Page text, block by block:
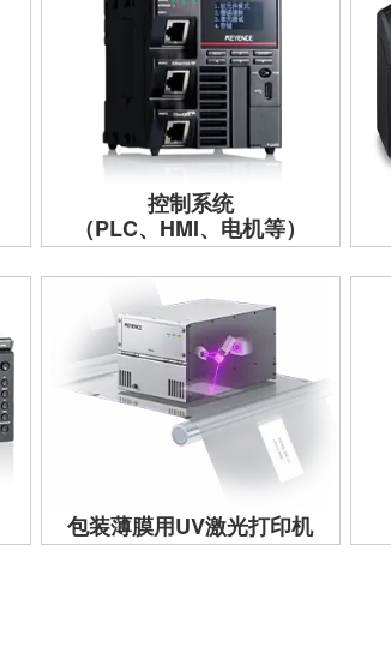
控制系统
（PLC、HMI、电机等）
包装薄膜用UV激光打印机